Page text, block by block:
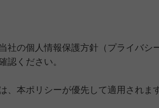
の個人情報保護方針（プライバシ
認ください。
本ポリシーが優先して適用されます